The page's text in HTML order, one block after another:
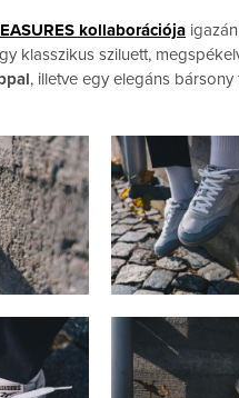
kollaborációja
klasszikus sziluett,
, illetve egy elegáns bársony